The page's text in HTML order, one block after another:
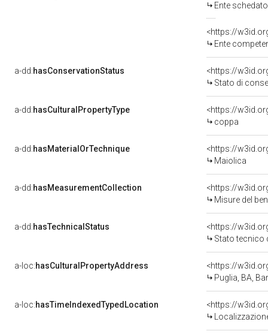
Ente schedatore
<https://
Ente competente
a-dd:hasConservationStatus
<https://
Stato di
a-dd:hasCulturalPropertyType
<https://
coppa
a-dd:hasMaterialOrTechnique
<https://
Maiolica
a-dd:hasMeasurementCollection
<https://
Misure del
a-dd:hasTechnicalStatus
<https://
Stato tecnico
a-loc:hasCulturalPropertyAddress
<https://
Puglia, BA,
a-loc:hasTimeIndexedTypedLocation
<https://